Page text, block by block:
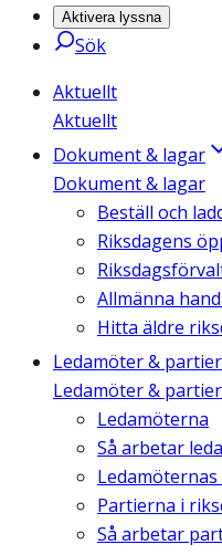
Aktivera lyssna
Sök
Aktuellt
Aktuellt
Dokument & lagar
Dokument & lagar
Beställ och
Riksdagens
Allmänna
Hitta äldre
Ledamöter & partier
Ledamöter & partier
Ledamöterna
Så arbetar
Partierna i
Så arbetar